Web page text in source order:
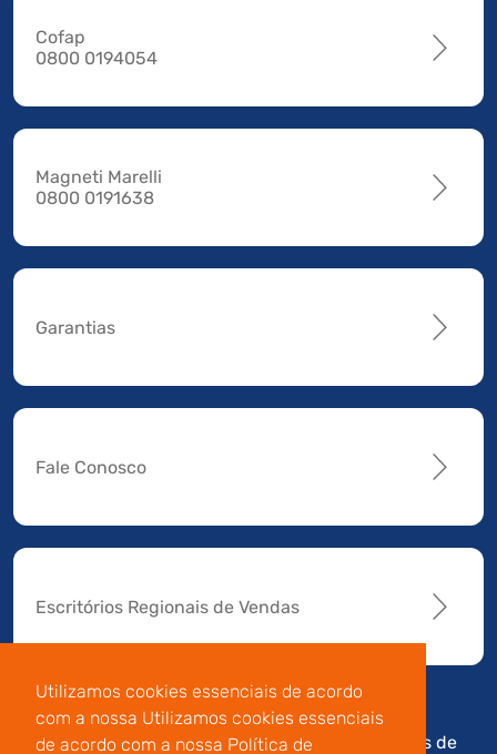
Utilizamos cookies essenciais de acordo
com a nossa Utilizamos cookies essenciais
de acordo com a nossa Política de
Cofap
0800 0194054
Magneti Marelli
0800 0191638
Garantias
Fale Conosco
Escritórios Regionais de Vendas
Av. Manoel da Nóbrega,
Termos de
Código de